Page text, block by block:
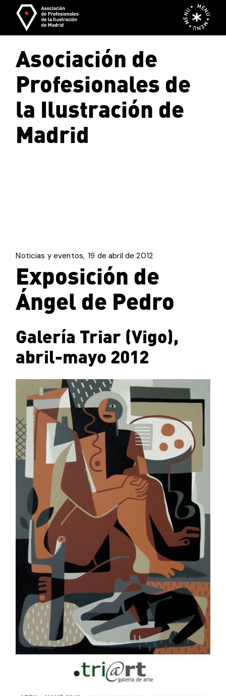
content
MENU • MENU • MENU •
Asociación de
Profesionales de
la Ilustración de
Madrid
Noticias y eventos 19 de abril de 2012
Exposición de
Ángel de Pedro
Galería Triar (Vigo),
abril-mayo 2012